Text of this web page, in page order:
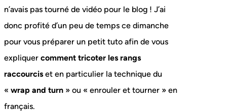
n’avais pas tourné de vidéo pour le blog ! J’ai
donc profité d’un peu de temps ce dimanche
pour vous préparer un petit tuto afin de vous
expliquer comment tricoter les rangs
raccourcis et en particulier la technique du
« wrap and turn » ou « enrouler et tourner » en
français.